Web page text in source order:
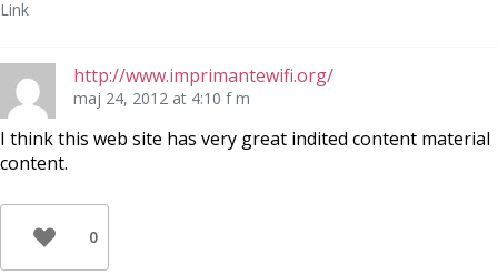
Link
http://www.imprimantewifi.org/
maj 24, 2012 at 4:10 f m
I think this web site has very great indited content material
content.
0